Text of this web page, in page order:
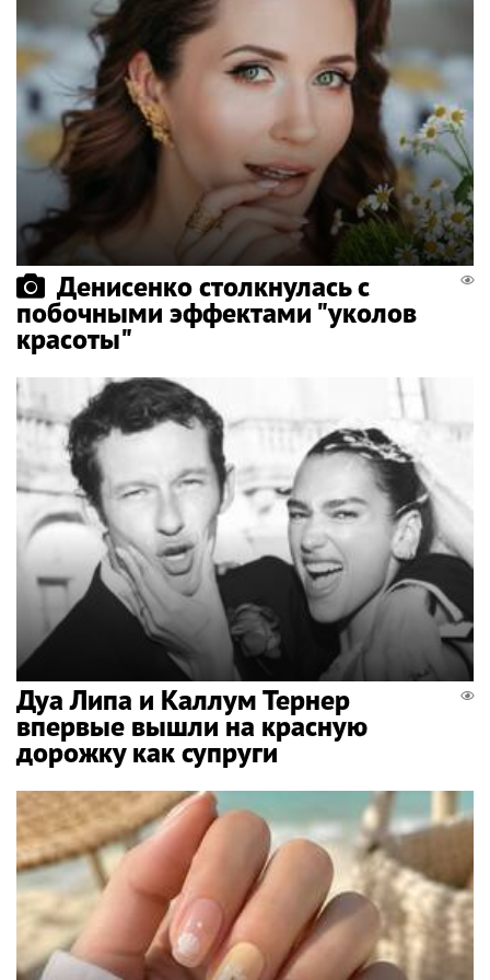
Денисенко столкнулась с
побочными эффектами "уколов
красоты"
Дуа Липа и Каллум Тернер
впервые вышли на красную
дорожку как супруги